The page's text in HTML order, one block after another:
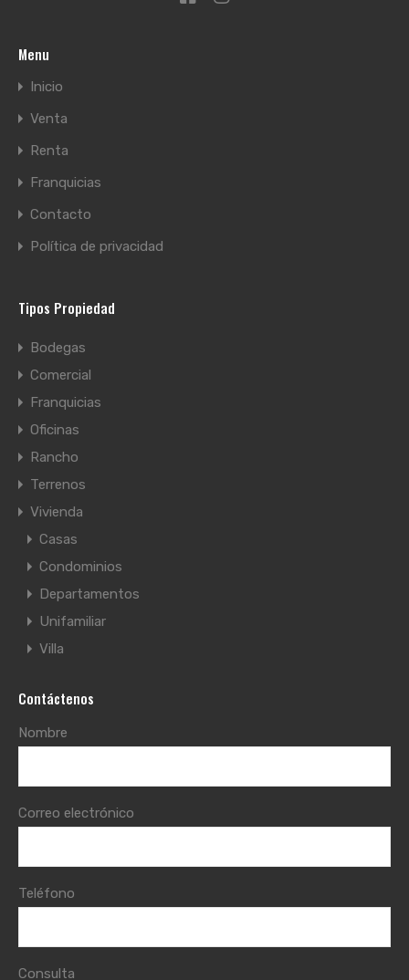
Menu
Inicio
Venta
Renta
Franquicias
Contacto
Política de privacidad
Tipos Propiedad
Bodegas
Comercial
Franquicias
Oficinas
Rancho
Terrenos
Vivienda
Casas
Condominios
Departamentos
Unifamiliar
Villa
Contáctenos
Nombre
Correo electrónico
Teléfono
Consulta